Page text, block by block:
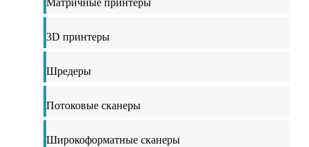
Матричные принтеры
3D принтеры
Шредеры
Потоковые сканеры
Широкоформатные сканеры